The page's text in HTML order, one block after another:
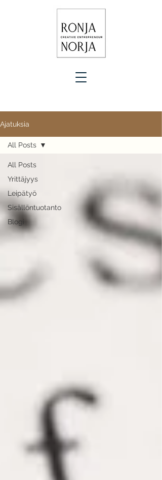
Ajatuksia
All Posts
Yrittäjyys
Leipätyö
Sisällöntuotanto
Blogi
All Posts